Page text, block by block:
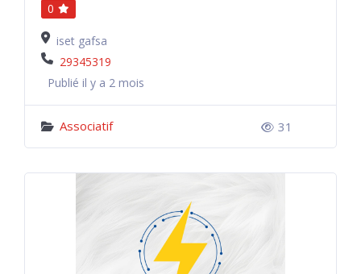
0
iset gafsa
29345319
Publié il y a 2 mois
Associatif 31